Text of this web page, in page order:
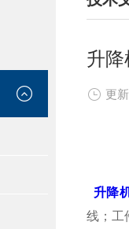
/
升
更
升降
线；工